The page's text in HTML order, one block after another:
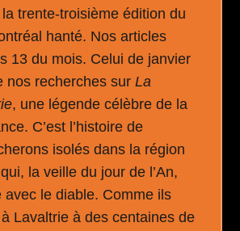
trente-troisième édition du
hanté. Nos articles
13 du mois. Celui de janvier
nos recherches surLa
, une légende célèbre de la
C’est l’histoire de
isolés dans la région
la veille du jour de l’An,
avec le diable. Comme ils
Lavaltrie à des centaines de